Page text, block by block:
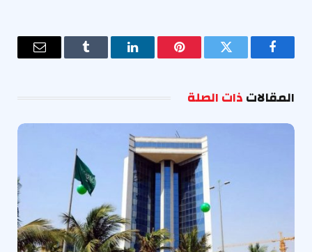
فيسبوك تويتر بينتيريستلينكدإن Tumblr
البريد
المقالاتذات الصلة